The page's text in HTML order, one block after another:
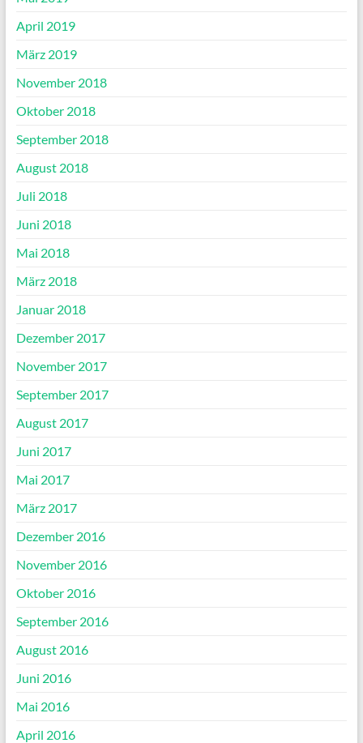
April 2019
März 2019
November 2018
Oktober 2018
September 2018
August 2018
Juli 2018
Juni 2018
Mai 2018
März 2018
Januar 2018
Dezember 2017
November 2017
September 2017
August 2017
Juni 2017
Mai 2017
März 2017
Dezember 2016
November 2016
Oktober 2016
September 2016
August 2016
Juni 2016
Mai 2016
April 2016